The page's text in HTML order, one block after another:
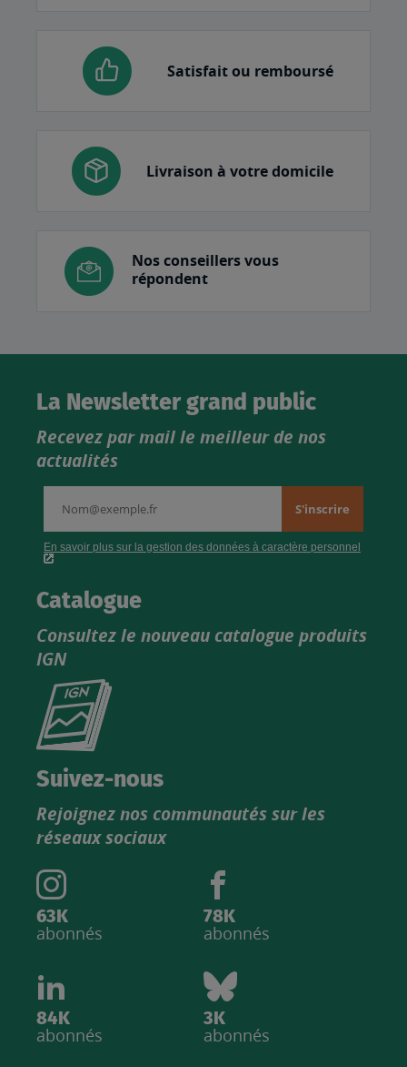
Satisfait ou remboursé
Livraison à votre domicile
Nos conseillers vous
répondent
La Newsletter grand public
Recevez par mail le meilleur de nos
actualités
Catalogue
Consultez le nouveau catalogue produits
IGN
Consultez
catalogue
Suivez-nous
Rejoignez nos communautés sur les
réseaux sociaux
63K
abonnés
78K
abonnés
84K
abonnés
3K
abonnés